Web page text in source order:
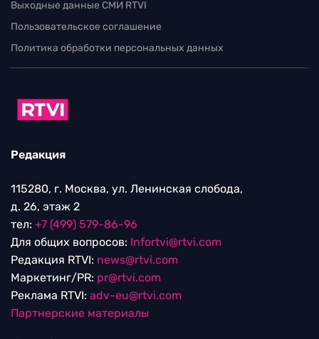
Выходные данные СМИ RTVI
Пользовательское соглашение
Политика обработки персональных данных
Редакция
115280, г. Москва, ул. Ленинская слобода,
д. 26, этаж 2
тел: +7 (499) 579-86-96
Для общих вопросов: Infortvi@rtvi.com
Редакция RTVI: news@rtvi.com
Маркетинг/PR: pr@rtvi.com
Реклама RTVI: adv-eu@rtvi.com
Партнерские материалы